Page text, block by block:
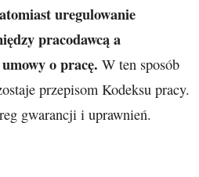
uregulowanie
pracodawcą a
o pracę. W ten sposób
przepisom Kodeksu pracy.
gwarancji i uprawnień.